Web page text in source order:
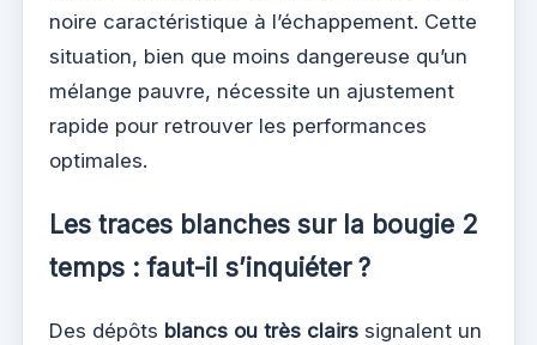
noire caractéristique à l’échappement. Cette
situation, bien que moins dangereuse qu’un
mélange pauvre, nécessite un ajustement
rapide pour retrouver les performances
optimales.
Les traces blanches sur la bougie 2
temps : faut-il s’inquiéter ?
Des dépôts blancs ou très clairs signalent un